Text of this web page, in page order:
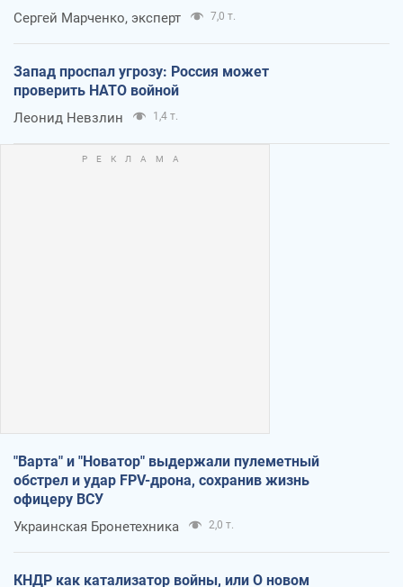
Сергей Марченко, эксперт 7,0 т.
Запад проспал угрозу: Россия может
проверить НАТО войной
Леонид Невзлин 1,4 т.
"Варта" и "Новатор" выдержали пулеметный
обстрел и удар FPV-дрона, сохранив жизнь
офицеру ВСУ
Украинская Бронетехника 2,0 т.
КНДР как катализатор войны, или О новом